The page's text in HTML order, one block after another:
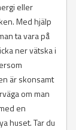
eller
Med hjälp
ta vara på
ner vätska i
är skonsamt
om man
en
huset. Tar du